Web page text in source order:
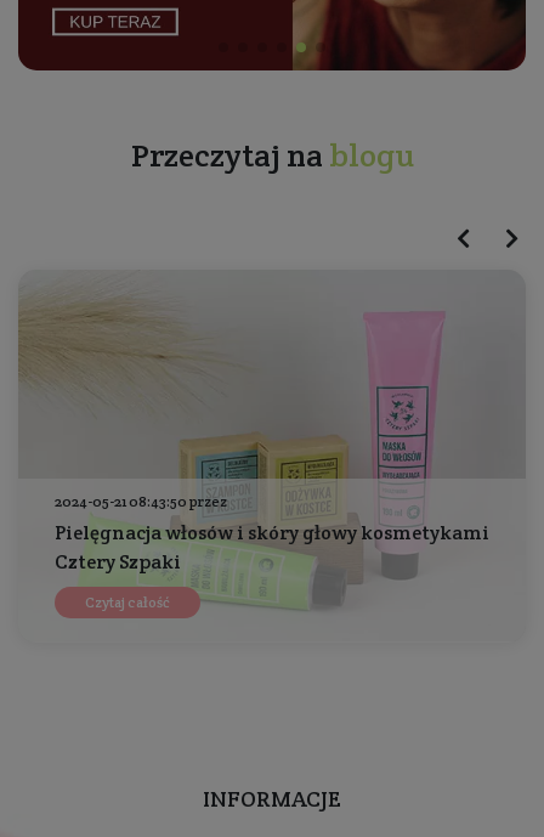
Przeczytaj na blogu
2024-05-21 08:43:50 przez
Pielęgnacja włosów i skóry głowy kosmetykami
Cztery Szpaki
Czytaj całość
INFORMACJE